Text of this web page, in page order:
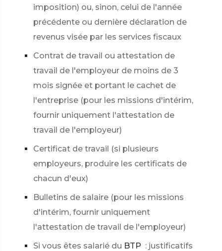
imposition) ou, sinon, celui de l'année
précédente ou dernière déclaration de
revenus visée par les services fiscaux
Contrat de travail ou attestation de
travail de l'employeur de moins de 3
mois signée et portant le cachet de
l'entreprise (pour les missions d'intérim,
fournir uniquement l'attestation de
travail de l'employeur)
Certificat de travail (si plusieurs
employeurs, produire les certificats de
chacun d'eux)
Bulletins de salaire (pour les missions
d'intérim, fournir uniquement
l'attestation de travail de l'employeur)
Si vous êtes salarié du BTP : justificatifs